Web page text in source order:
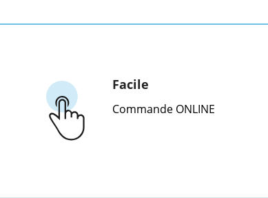
Facile
Commande ONLINE